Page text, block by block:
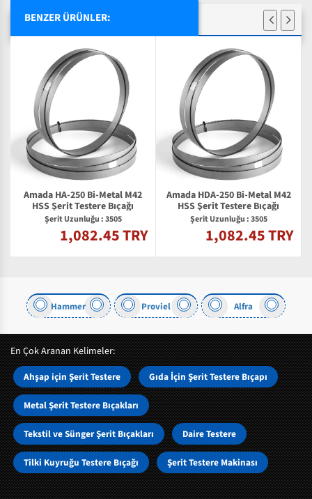
BENZER ÜRÜNLER:
Amada HA-250 Bi-Metal M42
HSS Şerit Testere Bıçağı
Şerit Uzunluğu : 3505
1,082.45 TRY
Amada HDA-250 Bi-Metal M42
HSS Şerit Testere Bıçağı
Şerit Uzunluğu : 3505
1,082.45 TRY
Hammer Proviel Alfra
En Çok Aranan Kelimeler:
Ahşap için Şerit Testere Gıda İçin Şerit Testere Bıçapı
Metal Şerit Testere Bıçakları
Tekstil ve Sünger Şerit Bıçakları Daire Testere
Tilki Kuyruğu Testere Bıçağı Şerit Testere Makinası